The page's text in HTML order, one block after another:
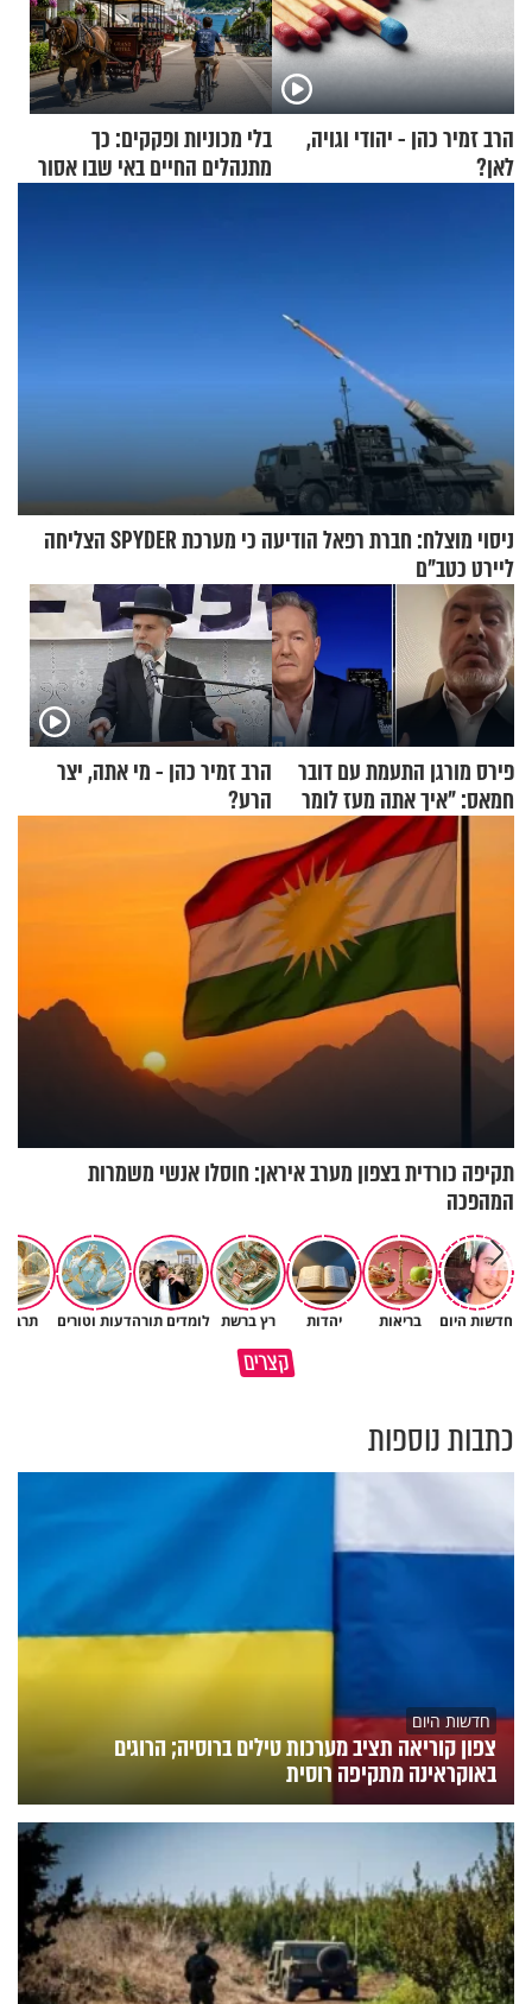
הרב זמיר כהן - יהודי וגויה,
לאן?
בלי מכוניות ופקקים: כך
מתנהלים החיים באי שבו אסור
ניסוי מוצלח: חברת רפאל הודיעה כי מערכת SPYDER הצליחה
ליירט כטב"ם
פירס מורגן התעמת עם דובר
חמאס: "איך אתה מעז לומר
שלא ביצעתם פשעי מלחמה?!"
הרב זמיר כהן - מי אתה, יצר
הרע?
תקיפה כורדית בצפון מערב איראן: חוסלו אנשי משמרות
המהפכה
חדשות היום בריאות יהדות רץ ברשת לומדים תורהדעות וטורים
קצריםמוקדש לכל מי שאיבד איש קרוב
המבחן האמיתי בחיים - הרב ירון
כתבות נוספות
חדשות היום
צפון קוריאה תציב מערכות טילים ברוסיה; הרוגים
באוקראינה מתקיפה רוסית